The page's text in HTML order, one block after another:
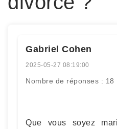
Gabriel Cohen
2025-05-27 08:19:00
Nombre de réponses : 18
Que vous soyez